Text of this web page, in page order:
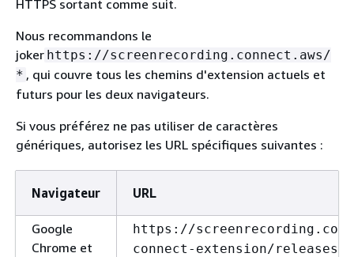
HTTPS sortant comme suit.
Nous recommandons le
joker https://screenrecording.connect.aws/
* , qui couvre tous les chemins d'extension actuels et
futurs pour les deux navigateurs.
Si vous préférez ne pas utiliser de caractères
génériques, autorisez les URL spécifiques suivantes :
Navigateur URL
Google
Chrome et
https://
connect-extension/releases/